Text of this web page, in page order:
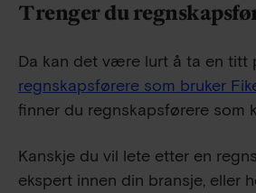
Trenger du
Da kan det være lurt å ta en titt
regnskapsførere som bruker
finner du regnskapsførere som
Kanskje du vil lete etter en
ekspert innen din bransje, eller